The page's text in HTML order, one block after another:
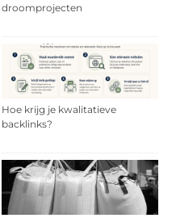
droomprojecten
Hoe krijg je kwalitatieve
backlinks?